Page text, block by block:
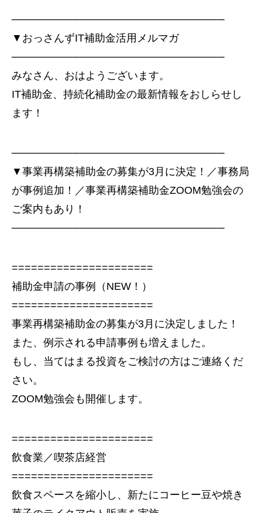
────────────────────────────
▼おっさんずIT補助金活用メルマガ
────────────────────────────
みなさん、おはようございます。
IT補助金、持続化補助金の最新情報をおしらせし
ます！
────────────────────────────
▼事業再構築補助金の募集が3月に決定！／事務局
が事例追加！／事業再構築補助金ZOOM勉強会の
ご案内もあり！
────────────────────────────
======================
補助金申請の事例（NEW！）
======================
事業再構築補助金の募集が3月に決定しました！
また、例示される申請事例も増えました。
もし、当てはまる投資をご検討の方はご連絡くだ
さい。
ZOOM勉強会も開催します。
======================
飲食業／喫茶店経営
======================
飲食スペースを縮小し、新たにコーヒー豆や焼き